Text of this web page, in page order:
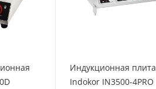
Индукционная плита
Indokor IN3500-4PRO